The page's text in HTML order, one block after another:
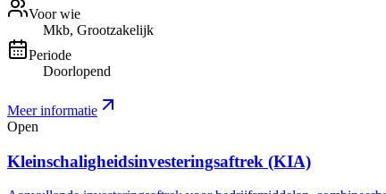
Voor wie
Mkb, Grootzakelijk
Periode
Doorlopend
Meer informatie
Open
Kleinschaligheidsinvesteringsaftrek (KIA)